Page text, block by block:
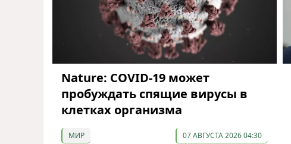
Nature: COVID-19 может
пробуждать спящие вирусы в
клетках организма
МИР 07 АВГУСТА 2026 04:30